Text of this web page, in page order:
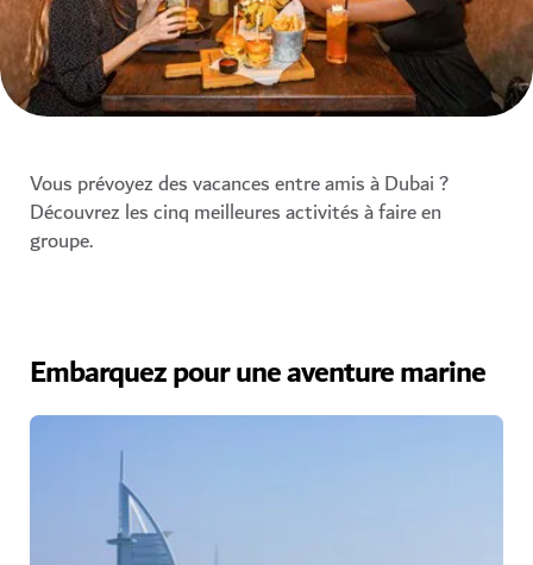
Vous prévoyez des vacances entre amis à Dubai ?
Découvrez les cinq meilleures activités à faire en
groupe.
Embarquez pour une aventure marine